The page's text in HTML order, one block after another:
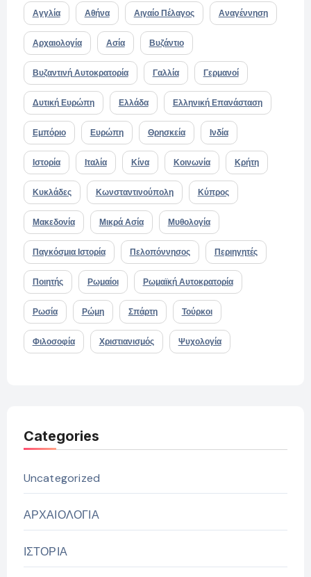
Αγγλία Αθήνα Αιγαίο Πέλαγος Αναγέννηση
Αρχαιολογία Ασία Βυζάντιο
Βυζαντινή Αυτοκρατορία Γαλλία Γερμανοί
Δυτική Ευρώπη Ελλάδα Ελληνική Επανάσταση
Εμπόριο Ευρώπη Θρησκεία Ινδία
Ιστορία Ιταλία Κίνα Κοινωνία Κρήτη
Κυκλάδες Κωνσταντινούπολη Κύπρος
Μακεδονία Μικρά Ασία Μυθολογία
Παγκόσμια Ιστορία Πελοπόννησος Περιηγητές
Ποιητής Ρωμαίοι Ρωμαϊκή Αυτοκρατορία
Ρωσία Ρώμη Σπάρτη Τούρκοι
Φιλοσοφία Χριστιανισμός Ψυχολογία
Categories
Uncategorized
ΑΡΧΑΙΟΛΟΓΙΑ
ΙΣΤΟΡΙΑ